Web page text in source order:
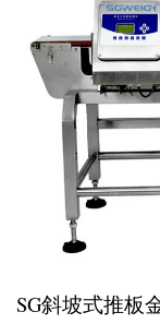
SG斜坡式推板